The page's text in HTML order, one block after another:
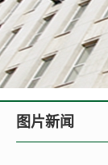
图片新闻